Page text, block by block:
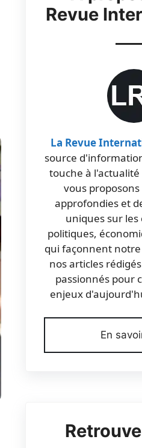
Revue
La Revue
source
touche à
vous
approfondies et
uniques sur
politiques,
qui façonnent notre
nos articles
passionnés pour
enjeux
En